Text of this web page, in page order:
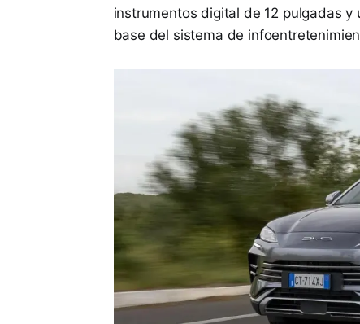
instrumentos digital de 12 pulgadas
base del sistema de